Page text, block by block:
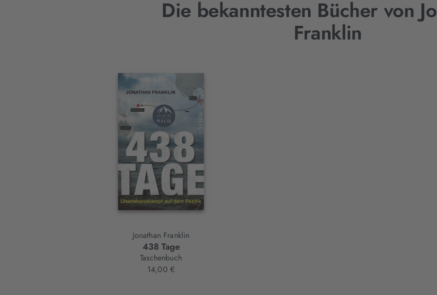
Die bekanntesten Bücher von
Franklin
Interaktives
Element
Jonathan Franklin
438 Tage
Taschenbuch
14,00 €